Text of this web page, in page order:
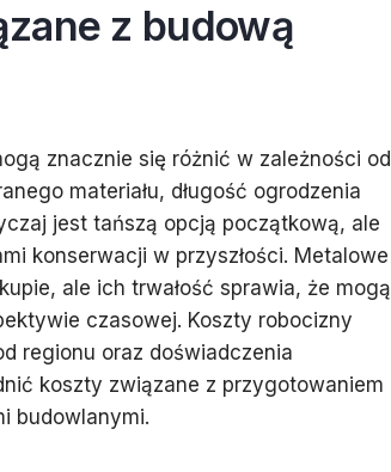
z budową
znacznie się różnić w zależności od
materiału, długość ogrodzenia
jest tańszą opcją początkową, ale
konserwacji w przyszłości. Metalowe
ale ich trwałość sprawia, że mogą
czasowej. Koszty robocizny
regionu oraz doświadczenia
koszty związane z przygotowaniem
budowlanymi.